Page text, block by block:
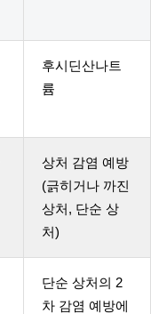
후시딘산나트
륨
상처 감염 예방
(긁히거나 까진
상처, 단순 상
처)
단순 상처의 2
차 감염 예방에